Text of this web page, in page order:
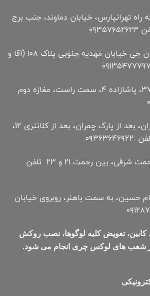
راه تهرانپارس، خیابان دماوند، جنب برج
: خیابان جی خیابان مهدیه جنوبی پلاک ۱۰۸ (آقا و
: الهیه ۳۷، پاشازاده ۴، سمت راست، مغازه دوم
: بلوار چمران، بعد از پارک چمران، بعد از کلانتری 12،
: بلوار رحمت شرقی، بین رحمت ۲۱ و ۲۳ تلفن
حسین، به سمت باهنر، روبروی خیابان
تعویض کلیه لوگوها، نصب روکش
شعب های لوکس چری انجام می شود.